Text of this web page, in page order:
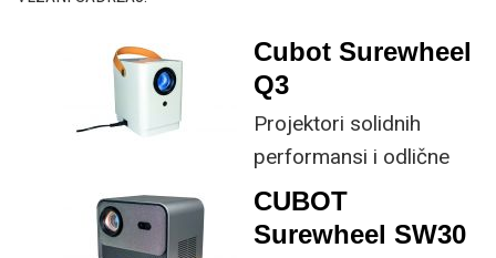
Cubot Surewheel
Q3
Projektori solidnih
performansi i odlične
cijene napokon su došli
i do našeg tržišta, a Q3
CUBOT
Surewheel SW30